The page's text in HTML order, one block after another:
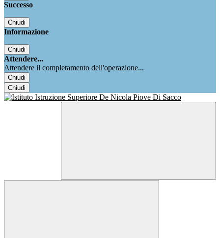
Successo
Chiudi
Informazione
Chiudi
Attendere...
Attendere il completamento dell'operazione...
Chiudi
Chiudi